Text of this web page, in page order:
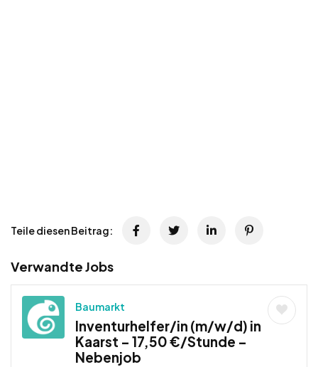
Teile diesen Beitrag:
Verwandte Jobs
Baumarkt
Inventurhelfer/in (m/w/d) in
Kaarst – 17,50 €/Stunde –
Nebenjob